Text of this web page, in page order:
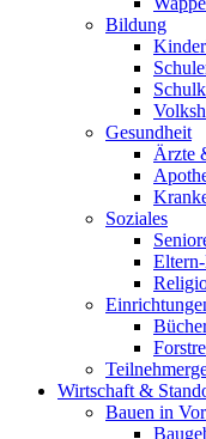
Bildung
Gesundheit
Ärzte
Soziales
Wirtschaft &
Bauen in